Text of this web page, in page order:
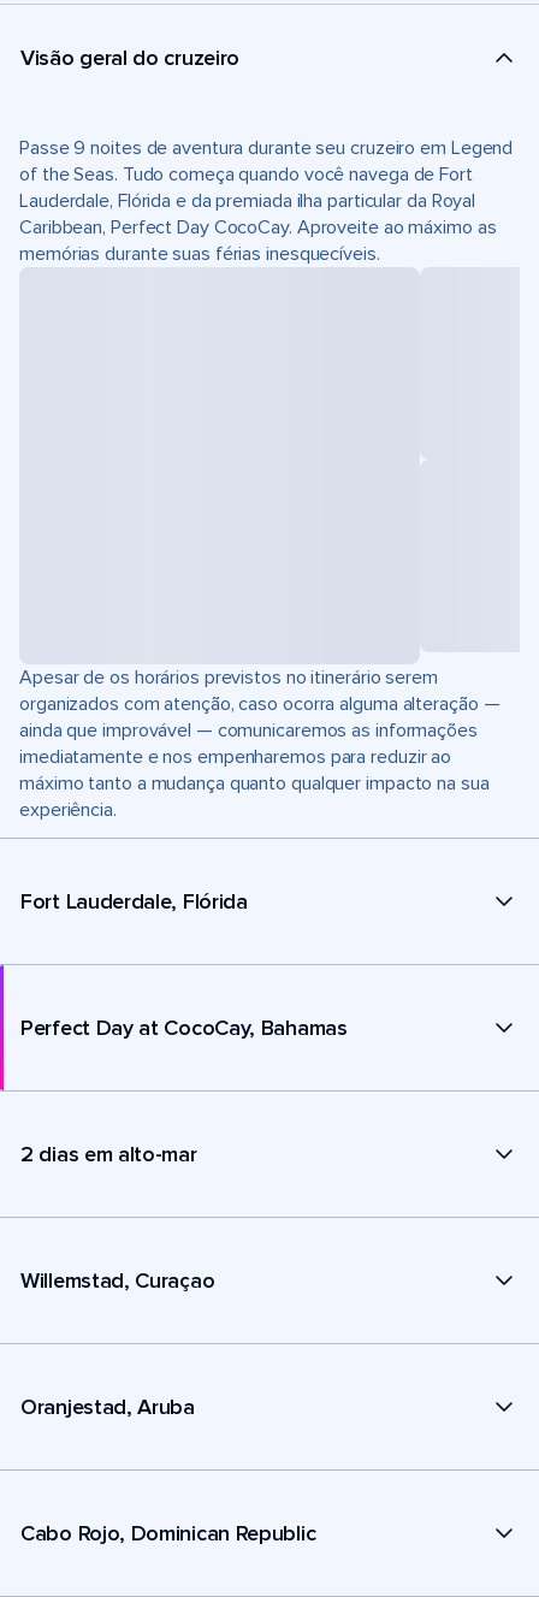
Visão geral do cruzeiro
Passe 9 noites de aventura durante seu cruzeiro em Legend
of the Seas. Tudo começa quando você navega de Fort
Lauderdale, Flórida e da premiada ilha particular da Royal
Caribbean, Perfect Day CocoCay. Aproveite ao máximo as
memórias durante suas férias inesquecíveis.
Apesar de os horários previstos no itinerário serem
organizados com atenção, caso ocorra alguma alteração —
ainda que improvável — comunicaremos as informações
imediatamente e nos empenharemos para reduzir ao
máximo tanto a mudança quanto qualquer impacto na sua
experiência.
Fort Lauderdale, Flórida
Perfect Day at CocoCay, Bahamas
2 dias em alto-mar
Willemstad, Curaçao
Oranjestad, Aruba
Cabo Rojo, Dominican Republic